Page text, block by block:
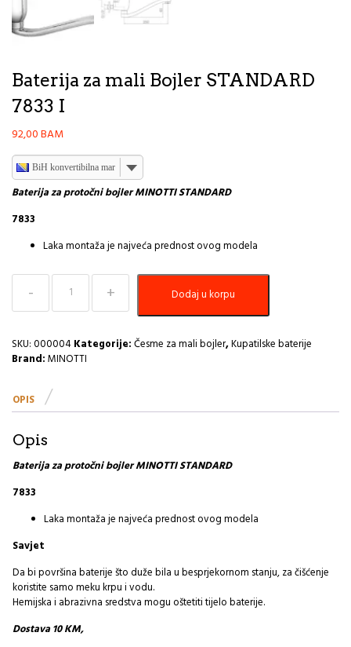
Baterija za mali Bojler STANDARD
7833 I
92,00BAM
BiH konvertibilna marka
Baterija za protočni bojler MINOTTI STANDARD
7833
Laka montaža je najveća prednost ovog modela
Baterija
mali
STANDARD
7833
količina
Dodaj u korpu
SKU:000004Kategorije:Česme za mali bojler,Kupatilske baterije
Brand:MINOTTI
OPIS
Opis
Baterija za protočni bojler MINOTTI STANDARD
7833
Laka montaža je najveća prednost ovog modela
Savjet
Da bi površina baterije što duže bila u besprjekornom stanju, za čišćenje
koristite samo meku krpu i vodu.
Hemijska i abrazivna sredstva mogu oštetiti tijelo baterije.
Dostava 10 KM,